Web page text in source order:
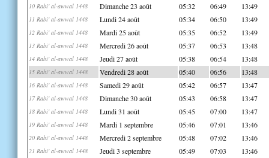
10 Rabi' al-awwal 1448 Dimanche 23 août 05:32 06:49 13:49
11 Rabi' al-awwal 1448 Lundi 24 août 05:34 06:50 13:49
12 Rabi' al-awwal 1448 Mardi 25 août 05:35 06:52 13:49
13 Rabi' al-awwal 1448 Mercredi 26 août 05:37 06:53 13:48
14 Rabi' al-awwal 1448 Jeudi 27 août 05:38 06:54 13:48
15 Rabi' al-awwal 1448 Vendredi 28 août 05:40 06:56 13:48
16 Rabi' al-awwal 1448 Samedi 29 août 05:42 06:57 13:47
17 Rabi' al-awwal 1448 Dimanche 30 août 05:43 06:58 13:47
18 Rabi' al-awwal 1448 Lundi 31 août 05:45 07:00 13:47
19 Rabi' al-awwal 1448 Mardi 1 septembre 05:46 07:01 13:46
20 Rabi' al-awwal 1448 Mercredi 2 septembre 05:48 07:02 13:46
21 Rabi' al-awwal 1448 Jeudi 3 septembre 05:49 07:03 13:46